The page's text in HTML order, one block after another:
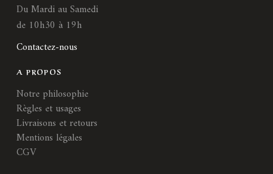
Du Mardi au Samedi
de 10h30 à 19h
Contactez-nous
A PROPOS
Notre philosophie
Règles et usages
Livraisons et retours
Mentions légales
CGV